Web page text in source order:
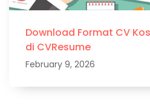
Download Format CV
di CVResume
February 9, 2026